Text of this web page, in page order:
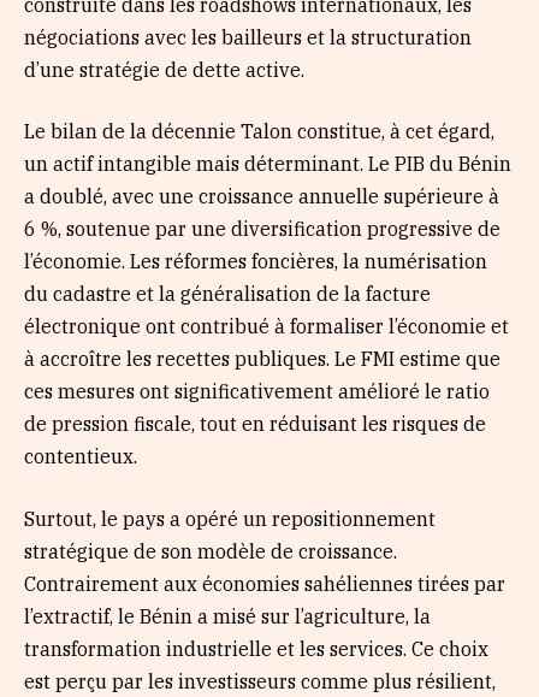
négociations avec les bailleurs et la structuration
d’une stratégie de dette active.
Le bilan de la décennie Talon constitue, à cet égard,
un actif intangible mais déterminant. Le PIB du Bénin
a doublé, avec une croissance annuelle supérieure à
6 %, soutenue par une diversification progressive de
l’économie. Les réformes foncières, la numérisation
du cadastre et la généralisation de la facture
électronique ont contribué à formaliser l’économie et
à accroître les recettes publiques. Le FMI estime que
ces mesures ont significativement amélioré le ratio
de pression fiscale, tout en réduisant les risques de
contentieux.
Surtout, le pays a opéré un repositionnement
stratégique de son modèle de croissance.
Contrairement aux économies sahéliennes tirées par
l’extractif, le Bénin a misé sur l’agriculture, la
transformation industrielle et les services. Ce choix
est perçu par les investisseurs comme plus résilient,